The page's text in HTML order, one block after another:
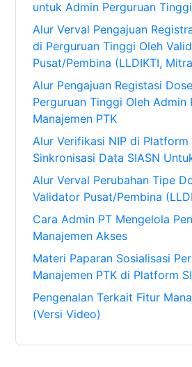
untuk Admin Perguruan
Alur Verval Pengajuan
di Perguruan Tinggi Oleh
Pusat/Pembina (LLDIKTI,
Alur Pengajuan Registasi
Perguruan Tinggi Oleh Admin
Manajemen PTK
Alur Verifikasi NIP di Platform
Sinkronisasi Data SIASN
Alur Verval Perubahan Tipe
Validator Pusat/Pembina
Cara Admin PT Mengelola
Manajemen Akses
Materi Paparan Sosialisasi
Manajemen PTK di Platform
Pengenalan Terkait Fitur
(Versi Video)